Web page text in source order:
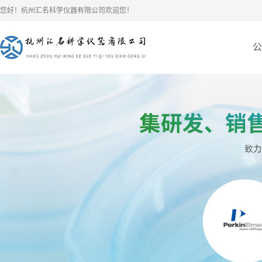
您好！杭州汇名科学仪器有限公司欢迎您！